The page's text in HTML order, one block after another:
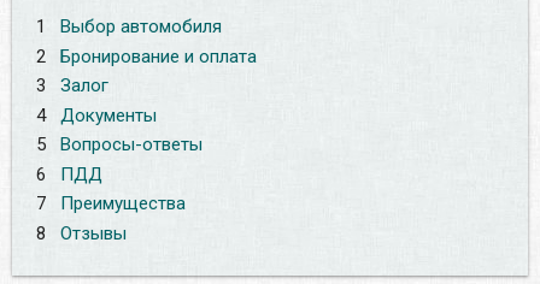
1
Выбор автомобиля
2
Бронирование и оплата
3
Залог
4
Документы
5
Вопросы-ответы
6
ПДД
7
Преимущества
8
Отзывы